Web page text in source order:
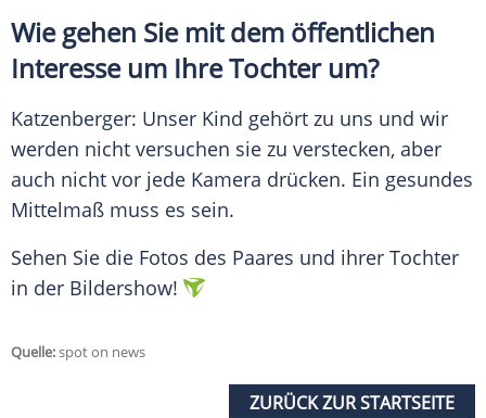
Wie gehen Sie mit dem öffentlichen
Interesse um Ihre Tochter um?
Katzenberger: Unser Kind gehört zu uns und wir
werden nicht versuchen sie zu verstecken, aber
auch nicht vor jede Kamera drücken. Ein gesundes
Mittelmaß muss es sein.
Sehen Sie die Fotos des Paares und ihrer Tochter
in der Bildershow!
Quelle:spot on news
ZURÜCK ZUR STARTSEITE